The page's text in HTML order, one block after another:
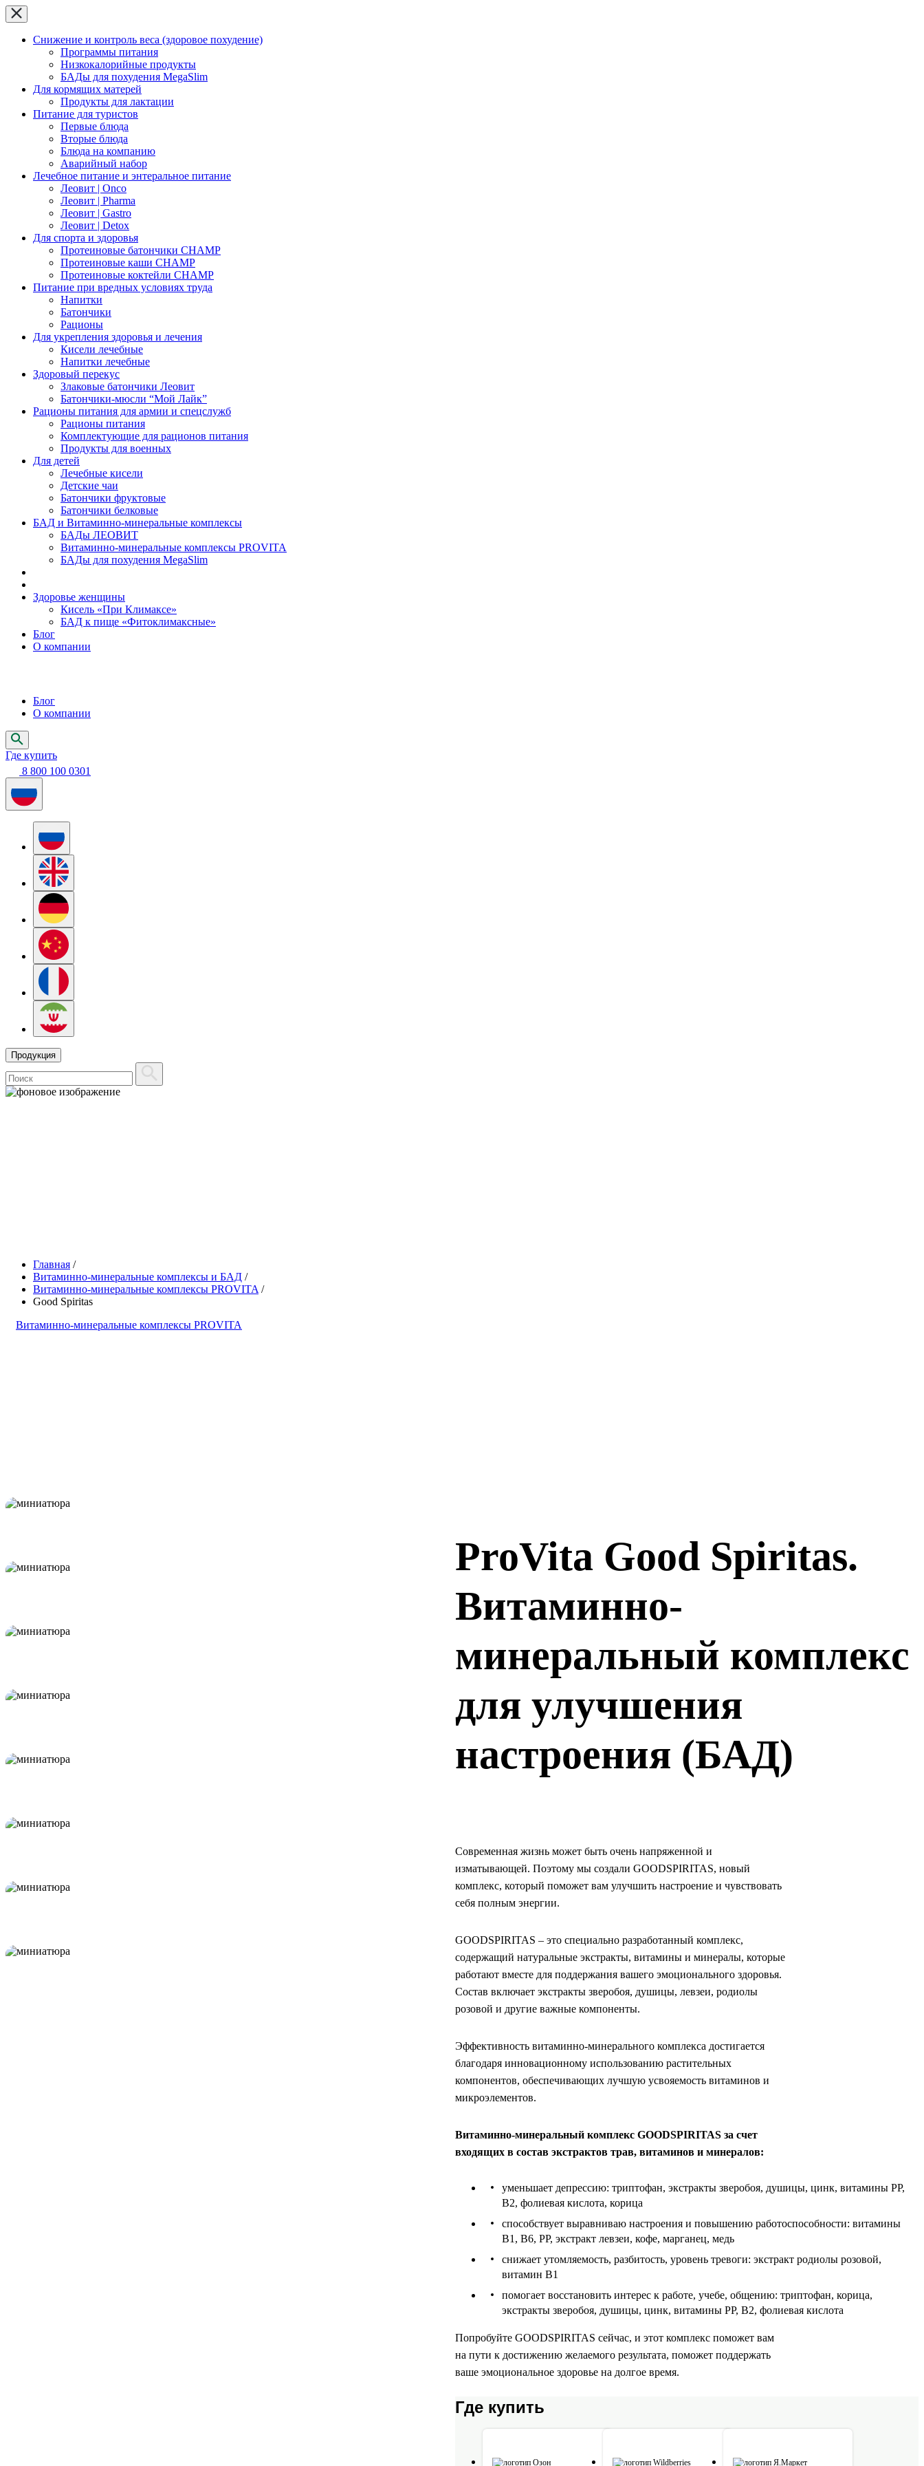
Снижение и контроль веса (здоровое похудение)
Программы питания
Низкокалорийные продукты
БАДы для похудения MegaSlim
Для кормящих матерей
Продукты для лактации
Питание для туристов
Первые блюда
Вторые блюда
Блюда на компанию
Аварийный набор
Лечебное питание и энтеральное питание
Леовит | Onco
Леовит | Pharma
Леовит | Gastro
Леовит | Detox
Для спорта и здоровья
Протеиновые батончики CHAMP
Протеиновые каши CHAMP
Протеиновые коктейли CHAMP
Питание при вредных условиях труда
Напитки
Батончики
Рационы
Для укрепления здоровья и лечения
Кисели лечебные
Напитки лечебные
Здоровый перекус
Злаковые батончики Леовит
Батончики-мюсли “Мой Лайк”
Рационы питания для армии и спецслужб
Рационы питания
Комплектующие для рационов питания
Продукты для военных
Для детей
Лечебные кисели
Детские чаи
Батончики фруктовые
Батончики белковые
БАД и Витаминно-минеральные комплексы
БАДы ЛЕОВИТ
Витаминно-минеральные комплексы PROVITA
БАДы для похудения MegaSlim
Здоровье женщины
Кисель «При Климаксе»
БАД к пище «Фитоклимаксные»
Блог
О компании
Блог
О компании
Где купить
8 800 100 0301
Продукция
Главная /
Витаминно-минеральные комплексы и БАД /
Витаминно-минеральные комплексы PROVITA /
Good Spiritas
Витаминно-минеральные комплексы PROVITA
ProVita Good Spiritas.
Витаминно-
минеральный комплекс
для улучшения
настроения (БАД)
Современная жизнь может быть очень напряженной и
изматывающей. Поэтому мы создали GOODSPIRITAS, новый
комплекс, который поможет вам улучшить настроение и чувствовать
себя полным энергии.
GOODSPIRITAS – это специально разработанный комплекс,
содержащий натуральные экстракты, витамины и минералы, которые
работают вместе для поддержания вашего эмоционального здоровья.
Состав включает экстракты зверобоя, душицы, левзеи, родиолы
розовой и другие важные компоненты.
Эффективность витаминно-минерального комплекса достигается
благодаря инновационному использованию растительных
компонентов, обеспечивающих лучшую усвояемость витаминов и
микроэлементов.
Витаминно-минеральный комплекс GOODSPIRITAS за счет
входящих в состав экстрактов трав, витаминов и минералов:
уменьшает депрессию: триптофан, экстракты зверобоя, душицы, цинк, витамины РР,
В2, фолиевая кислота, корица
способствует выравниваю настроения и повышению работоспособности: витамины
В1, В6, РР, экстракт левзеи, кофе, марганец, медь
снижает утомляемость, разбитость, уровень тревоги: экстракт родиолы розовой,
витамин В1
помогает восстановить интерес к работе, учебе, общению: триптофан, корица,
экстракты зверобоя, душицы, цинк, витамины РР, В2, фолиевая кислота
Попробуйте GOODSPIRITAS сейчас, и этот комплекс поможет вам
на пути к достижению желаемого результата, поможет поддержать
ваше эмоциональное здоровье на долгое время.
Где купить